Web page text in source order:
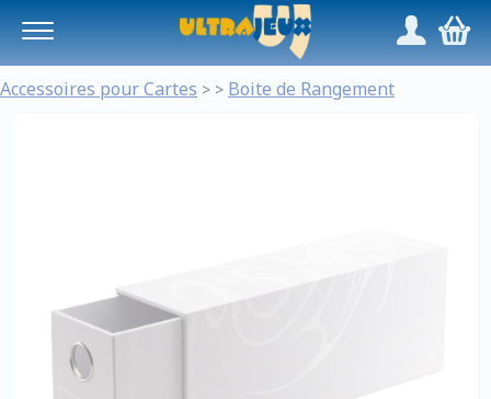
/,
Accessoires pour Cartes > > Boite de Rangement